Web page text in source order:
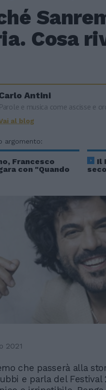
Cosa
Antini
Parole e musica come ascisse e
al blog
2021
argomento:
Francesco
con "Quando
Il
che passerà alla
e parla del Festival